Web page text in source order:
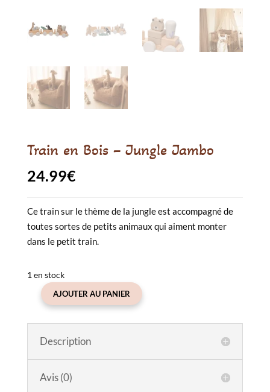
Train en Bois – Jungle Jambo
24.99€
Ce train sur le thème de la jungle est accompagné de
toutes sortes de petits animaux qui aiment monter
dans le petit train.
1 en stock
quantité
Bois
AJOUTER AU PANIER
Description
Avis (0)